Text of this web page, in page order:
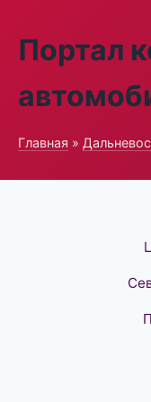
Портал
Главная »